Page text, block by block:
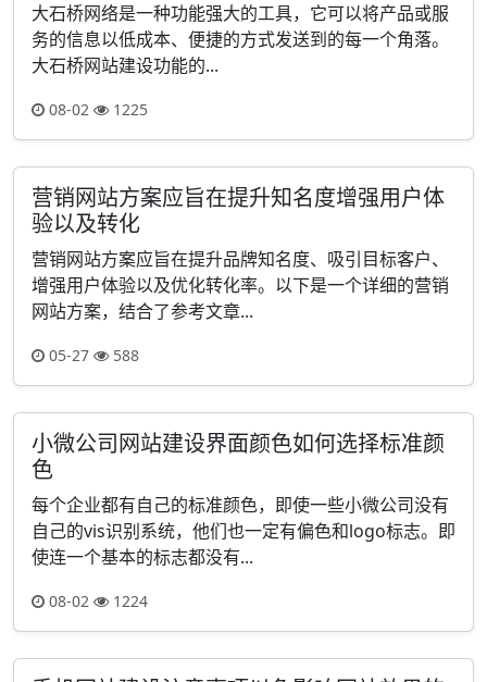
大石桥网络是一种功能强大的工具，它可以将产品或服
务的信息以低成本、便捷的方式发送到的每一个角落。
大石桥网站建设功能的...
08-02 1225
营销网站方案应旨在提升知名度增强用户体
验以及转化
营销网站方案应旨在提升品牌知名度、吸引目标客户、
增强用户体验以及优化转化率。以下是一个详细的营销
网站方案，结合了参考文章...
05-27 588
小微公司网站建设界面颜色如何选择标准颜
色
每个企业都有自己的标准颜色，即使一些小微公司没有
自己的vis识别系统，他们也一定有偏色和logo标志。即
使连一个基本的标志都没有...
08-02 1224